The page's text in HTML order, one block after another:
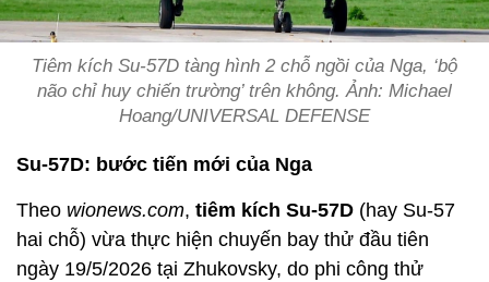
Tiêm kích Su-57D tàng hình 2 chỗ ngồi của Nga, ‘bộ
não chỉ huy chiến trường’ trên không. Ảnh: Michael
Hoang/UNIVERSAL DEFENSE
Su-57D: bước tiến mới của Nga
Theo wionews.com, tiêm kích Su-57D (hay Su-57
hai chỗ) vừa thực hiện chuyến bay thử đầu tiên
ngày 19/5/2026 tại Zhukovsky, do phi công thử